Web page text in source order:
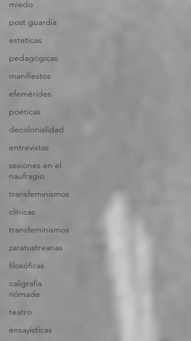
miedo
post guardia
esteticas
pedagógicas
manifiestos
efemérides
poéticas
decolonialidad
entrevistas
sesiones en el
naufragio
transfeminismos
clínicas
transfeminismos
zaratustreanas
filosóficas
caligrafía
nómade
teatro
ensayísticas